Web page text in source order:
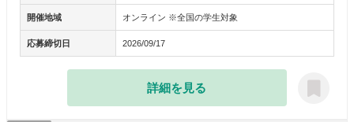
開催地域 オンライン ※全国の学生対象
応募締切日 2026/09/17
詳細を見る